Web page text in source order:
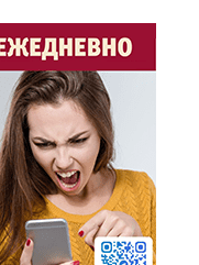
Час акима / Әкім
Розыгрыши призов